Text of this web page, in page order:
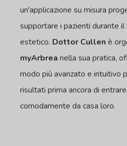
un'applicazione su misura
supportare i pazienti durante
estetico. Dottor Cullen è
myArbrea nella sua pratica,
modo più avanzato e intuitivo
risultati prima ancora di
comodamente da casa loro.